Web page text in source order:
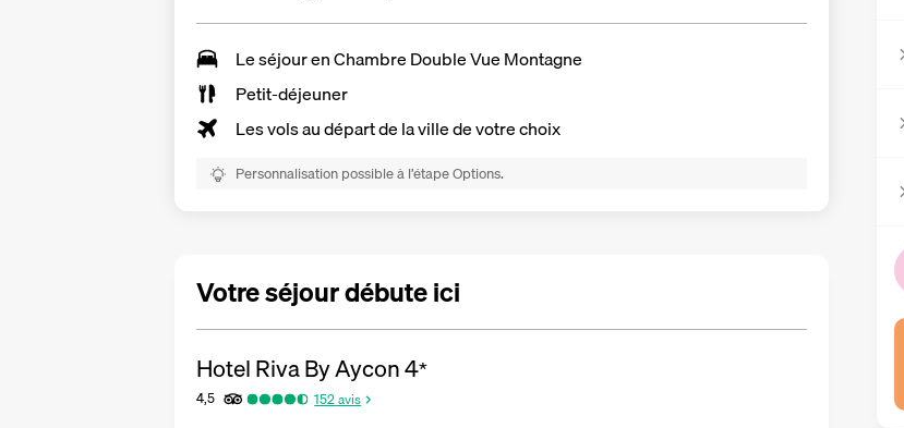
Le séjour enChambre Double Vue Montagne
Petit-déjeuner
Les vols au départ de la ville de votre choix
Personnalisation possible à l’étape Options.
Votre séjour débute ici
Hotel Riva By Aycon4*
4,5 152avis